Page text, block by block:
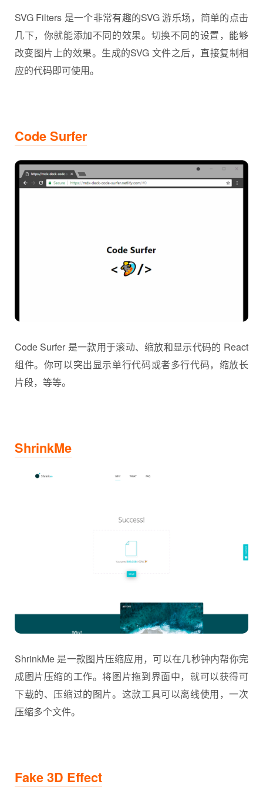
SVG Filters 是一个非常有趣的SVG 游乐场，简单的点击
几下，你就能添加不同的效果。切换不同的设置，能够
改变图片上的效果。生成的SVG 文件之后，直接复制相
应的代码即可使用。
Code Surfer
Code Surfer 是一款用于滚动、缩放和显示代码的 React
组件。你可以突出显示单行代码或者多行代码，缩放长
片段，等等。
ShrinkMe
ShrinkMe 是一款图片压缩应用，可以在几秒钟内帮你完
成图片压缩的工作。将图片拖到界面中，就可以获得可
下载的、压缩过的图片。这款工具可以离线使用，一次
压缩多个文件。
Fake 3D Effect